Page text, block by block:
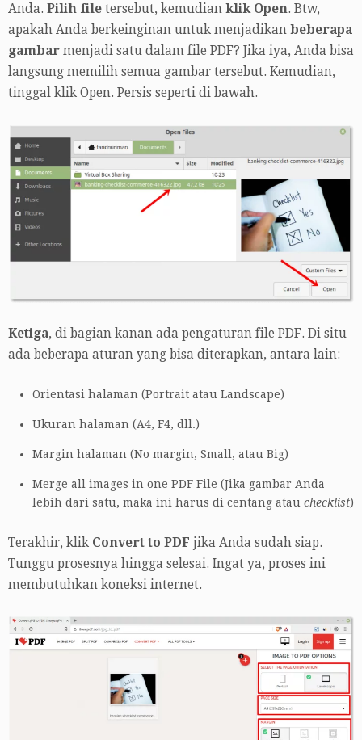
Anda. Pilih file tersebut, kemudian klik Open. Btw,
apakah Anda berkeinginan untuk menjadikan beberapa
gambar menjadi satu dalam file PDF? Jika iya, Anda bisa
langsung memilih semua gambar tersebut. Kemudian,
tinggal klik Open. Persis seperti di bawah.
Ketiga, di bagian kanan ada pengaturan file PDF. Di situ
ada beberapa aturan yang bisa diterapkan, antara lain:
Orientasi halaman (Portrait atau Landscape)
Ukuran halaman (A4, F4, dll.)
Margin halaman (No margin, Small, atau Big)
Merge all images in one PDF File (Jika gambar Anda
lebih dari satu, maka ini harus di centang atau checklist)
Terakhir, klik Convert to PDF jika Anda sudah siap.
Tunggu prosesnya hingga selesai. Ingat ya, proses ini
membutuhkan koneksi internet.